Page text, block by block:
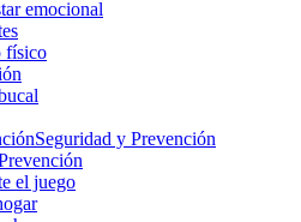
emocional
físico
Seguridad y Prevención
el juego